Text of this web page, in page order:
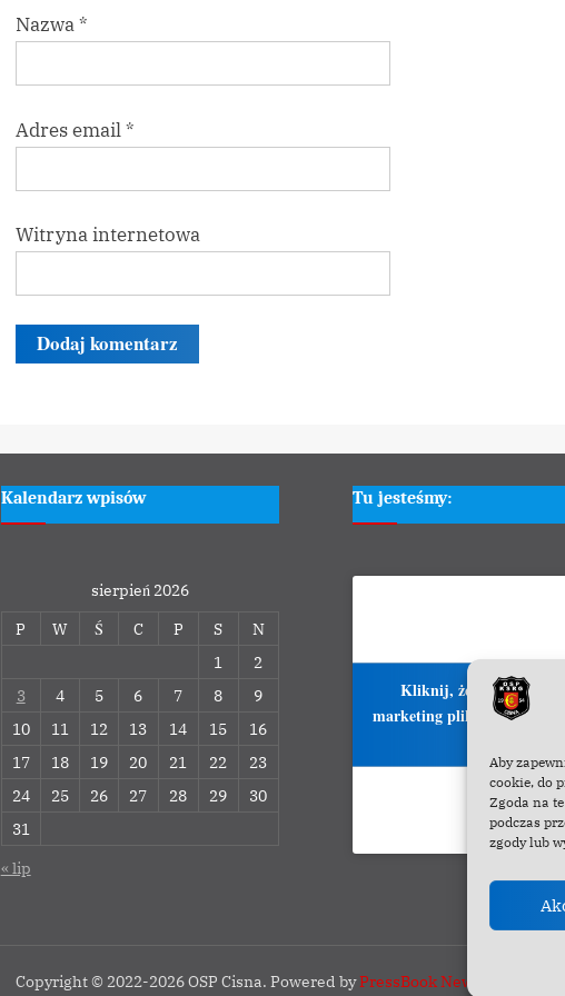
Aby
cookie, do
Zgoda na
podczas
zgody lub
Nazwa*
Adres email*
Witryna internetowa
Kalendarz wpisów
sierpień 2026
P
W Ś C P S
N
1
2
3
4 5 6 7 8
9
10
11 12 13 14 15
16
17
18 19 20 21 22
23
24
25 26 27 28 29
30
31
« lip
Tu jesteśmy:
Kliknij, żeby
marketing pliki cookies i
Copyright © 2022-2026 OSP Cisna. Powered byPressBook News